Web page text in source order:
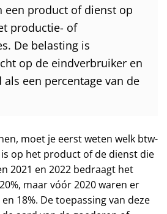
een product of dienst op
productie- of
De belasting is
op de eindverbruiker en
een percentage van de
moet je eerst weten welk btw-
op het product of de dienst die
2021 en 2022 bedraagt het
maar vóór 2020 waren er
18%. De toepassing van deze